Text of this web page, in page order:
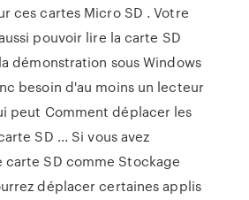
ces cartes Micro SD . Votre
pouvoir lire la carte SD
démonstration sous Windows
besoin d'au moins un lecteur
peut Comment déplacer les
SD ... Si vous avez
SD comme Stockage
déplacer certaines applis